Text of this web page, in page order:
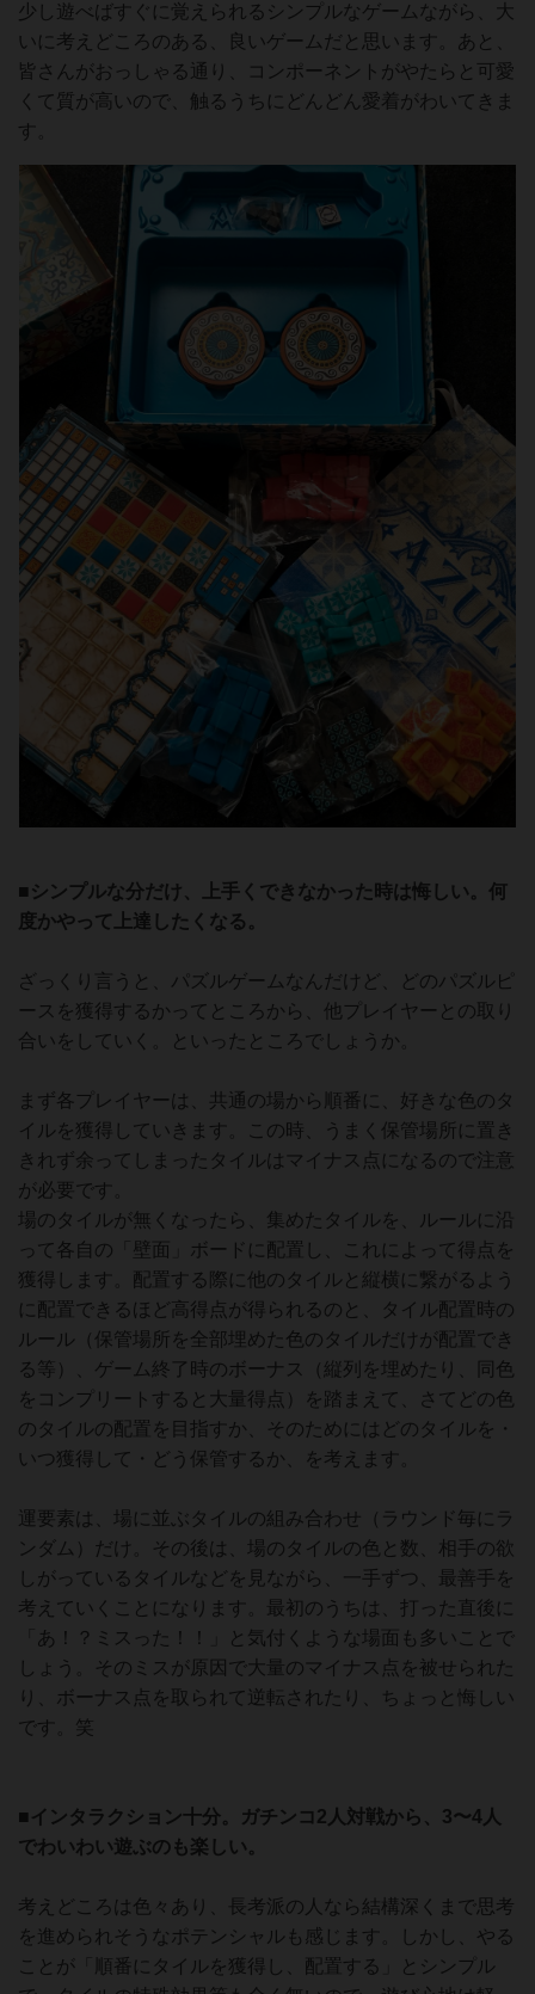
少し遊べばすぐに覚えられるシンプルなゲームながら、大
いに考えどころのある、良いゲームだと思います。あと、
皆さんがおっしゃる通り、コンポーネントがやたらと可愛
くて質が高いので、触るうちにどんどん愛着がわいてきま
す。
■シンプルな分だけ、上手くできなかった時は悔しい。何
度かやって上達したくなる。
ざっくり言うと、パズルゲームなんだけど、どのパズルピ
ースを獲得するかってところから、他プレイヤーとの取り
合いをしていく。といったところでしょうか。
まず各プレイヤーは、共通の場から順番に、好きな色のタ
イルを獲得していきます。この時、うまく保管場所に置き
きれず余ってしまったタイルはマイナス点になるので注意
が必要です。
場のタイルが無くなったら、集めたタイルを、ルールに沿
って各自の「壁面」ボードに配置し、これによって得点を
獲得します。配置する際に他のタイルと縦横に繋がるよう
に配置できるほど高得点が得られるのと、タイル配置時の
ルール（保管場所を全部埋めた色のタイルだけが配置でき
る等）、ゲーム終了時のボーナス（縦列を埋めたり、同色
をコンプリートすると大量得点）を踏まえて、さてどの色
のタイルの配置を目指すか、そのためにはどのタイルを・
いつ獲得して・どう保管するか、を考えます。
運要素は、場に並ぶタイルの組み合わせ（ラウンド毎にラ
ンダム）だけ。その後は、場のタイルの色と数、相手の欲
しがっているタイルなどを見ながら、一手ずつ、最善手を
考えていくことになります。最初のうちは、打った直後に
「あ！？ミスった！！」と気付くような場面も多いことで
しょう。そのミスが原因で大量のマイナス点を被せられた
り、ボーナス点を取られて逆転されたり、ちょっと悔しい
です。笑
■インタラクション十分。ガチンコ2人対戦から、3〜4人
でわいわい遊ぶのも楽しい。
考えどころは色々あり、長考派の人なら結構深くまで思考
を進められそうなポテンシャルも感じます。しかし、やる
ことが「順番にタイルを獲得し、配置する」とシンプル